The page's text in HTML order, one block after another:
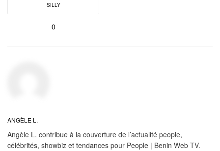
SILLY
0
ANGÈLE L.
Angèle L. contribue à la couverture de l’actualité people,
célébrités, showbiz et tendances pour People | Benin Web TV.